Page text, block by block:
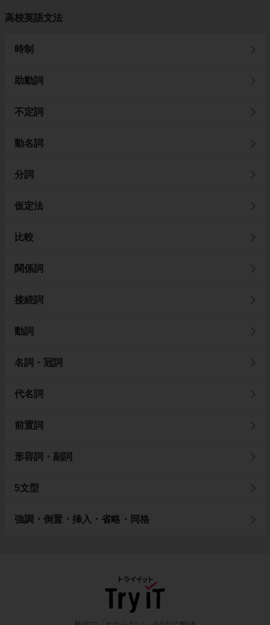
高校英語文法
時制
助動詞
不定詞
動名詞
分詞
仮定法
比較
関係詞
接続詞
動詞
名詞・冠詞
代名詞
前置詞
形容詞・副詞
5文型
強調・倒置・挿入・省略・同格